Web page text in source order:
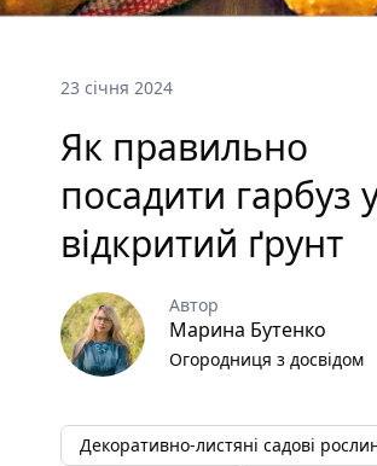
23 січня 2024
Як правильно
посадити гарбуз
відкритий ґрунт
Автор
Марина Бутенко
Огородниця з досвідом
Декоративно-листяні садові